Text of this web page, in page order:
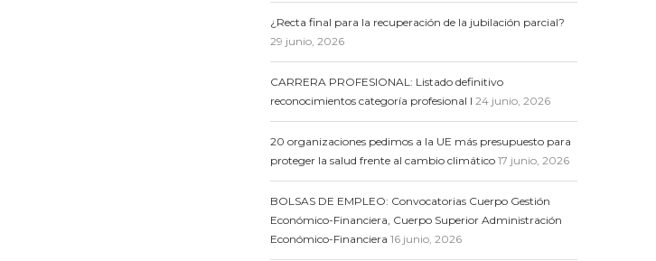
¿Recta final para la recuperación de la jubilación parcial?
29 junio, 2026
CARRERA PROFESIONAL: Listado definitivo
reconocimientos categoría profesional I 24 junio, 2026
20 organizaciones pedimos a la UE más presupuesto para
proteger la salud frente al cambio climático 17 junio, 2026
BOLSAS DE EMPLEO: Convocatorias Cuerpo Gestión
Económico-Financiera, Cuerpo Superior Administración
Económico-Financiera 16 junio, 2026